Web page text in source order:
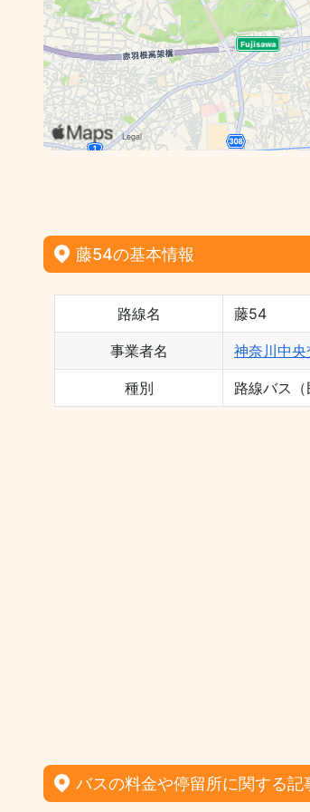
藤54の基本情報
路線名 藤54
事業者名 神奈川中央
種別 路線バス（
バスの料金や停留所に関する記